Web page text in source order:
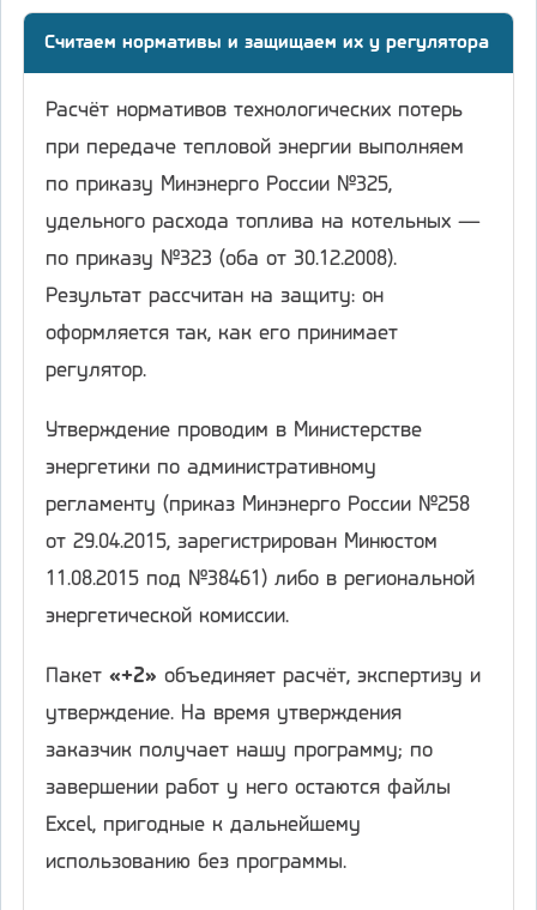
Считаем нормативы и защищаем их у регулятора
Расчёт нормативов технологических потерь
при передаче тепловой энергии выполняем
по приказу Минэнерго России №325,
удельного расхода топлива на котельных —
по приказу №323 (оба от 30.12.2008).
Результат рассчитан на защиту: он
оформляется так, как его принимает
регулятор.
Утверждение проводим в Министерстве
энергетики по административному
регламенту (приказ Минэнерго России №258
от 29.04.2015, зарегистрирован Минюстом
11.08.2015 под №38461) либо в региональной
энергетической комиссии.
Пакет «+2» объединяет расчёт, экспертизу и
утверждение. На время утверждения
заказчик получает нашу программу; по
завершении работ у него остаются файлы
Excel, пригодные к дальнейшему
использованию без программы.